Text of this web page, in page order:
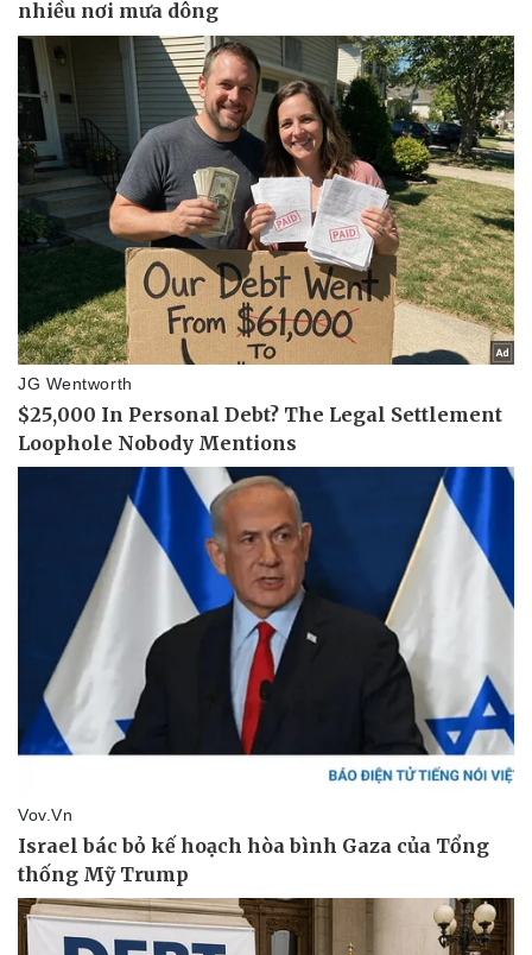
Thể thao
Bóng đá
Lịch thi đấu bóng đá
Thế giới thể thao
eSports
Hậu trường
Ô tô - Xe máy
Ô tô
Tư vấn